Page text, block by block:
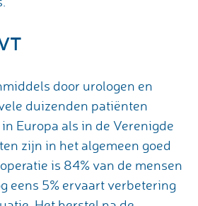
door urologen en
duizenden patiënten
Europa als in de Verenigde
zijn in het algemeen goed
is 84% van de mensen
eens 5% ervaart verbetering